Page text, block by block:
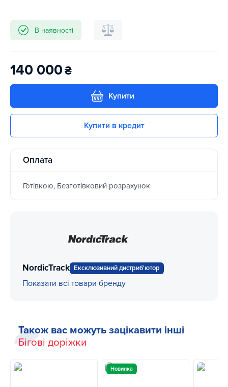
В наявності
140 000₴
Купити
Купити в кредит
Оплата
Готівкою, Безготівковий розрахунок
NordicTrack Ексклюзивний дистриб'ютор
Показати всі товари бренду
Також вас можуть зацікавити інші
Бігові доріжки
Новинка